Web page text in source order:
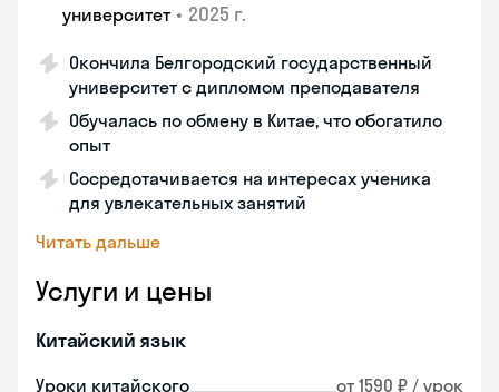
университет • 2025 г.
Окончила Белгородский государственный
университет с дипломом преподавателя
Обучалась по обмену в Китае, что обогатило
опыт
Сосредотачивается на интересах ученика
для увлекательных занятий
Читать дальше
Услуги и цены
Китайский язык
Уроки китайского от 1590 ₽ / урок